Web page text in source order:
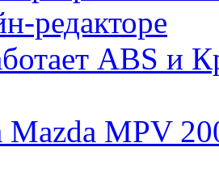
редакторе
ABS и
Mazda MPV